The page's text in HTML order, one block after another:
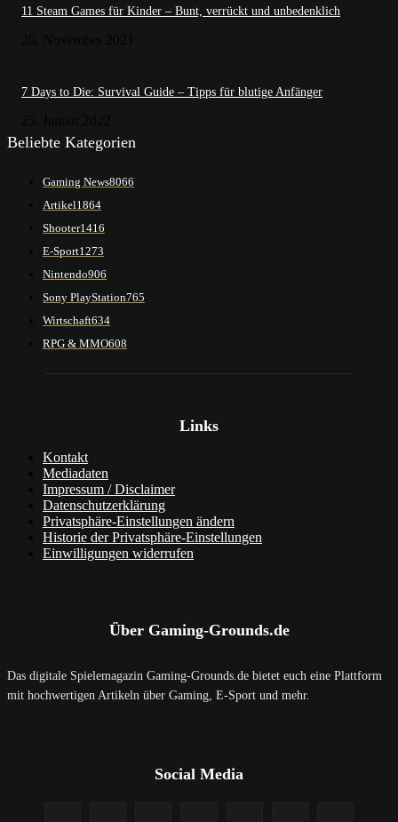
11 Steam Games für Kinder – Bunt, verrückt und unbedenklich
7 Days to Die: Survival Guide – Tipps für blutige Anfänger
Beliebte Kategorien
Gaming News8066
Artikel1864
Shooter1416
E-Sport1273
Nintendo906
Sony PlayStation765
Wirtschaft634
RPG & MMO608
Links
Kontakt
Mediadaten
Impressum / Disclaimer
Datenschutzerklärung
Privatsphäre-Einstellungen ändern
Historie der Privatsphäre-Einstellungen
Einwilligungen widerrufen
Über Gaming-Grounds.de
Das digitale Spielemagazin Gaming-Grounds.de bietet euch eine Plattform
mit hochwertigen Artikeln über Gaming, E-Sport und mehr.
Social Media